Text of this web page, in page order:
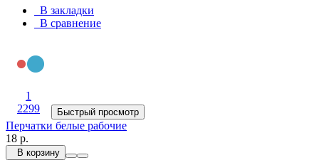
В закладки
В сравнение
1
2299
Быстрый просмотр
Перчатки белые рабочие
18 р.
В корзину